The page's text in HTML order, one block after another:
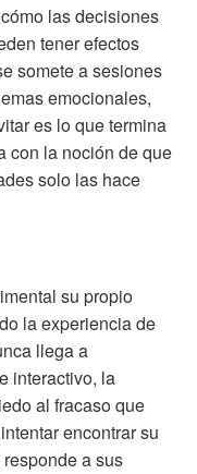
las decisiones
tener efectos
somete a sesiones
emocionales,
es lo que termina
con la noción de que
solo las hace
su propio
la experiencia de
llega a
interactivo, la
al fracaso que
encontrar su
a sus